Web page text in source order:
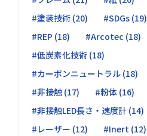
#塗装技術 (20)
#SDGs (19)
#REP (18)
#Arcotec (18)
#低炭素化技術 (18)
#カーボンニュートラル (18)
#非接触 (17)
#粉体 (16)
#非接触LED長さ・速度計 (14)
#レーザー (12)
#Inert (12)